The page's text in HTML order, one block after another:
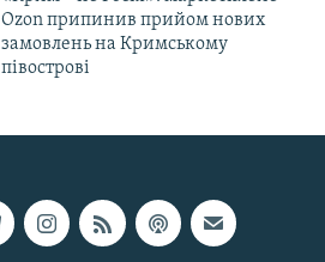
Ozon припинив прийом нових
замовлень на Кримському
півострові